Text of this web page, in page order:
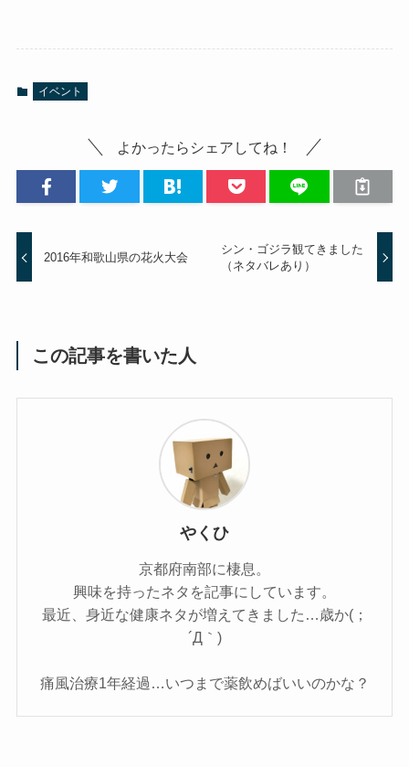
イベント
よかったらシェアしてね！
2016年和歌山県の花火大会
シン・ゴジラ観てきました
（ネタバレあり）
この記事を書いた人
やくひ
京都府南部に棲息。
興味を持ったネタを記事にしています。
最近、身近な健康ネタが増えてきました…歳か(；
´Д｀)
痛風治療1年経過…いつまで薬飲めばいいのかな？